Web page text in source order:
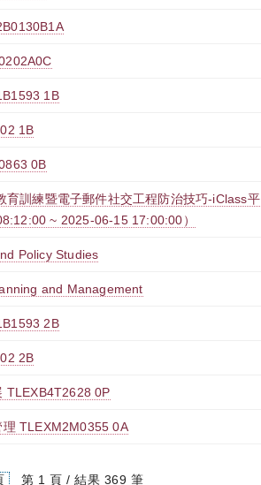
1B
1B
0B
育訓練暨電子郵件社交工程防治技巧-iClass平
~ 2025-06-15 17:00:00）
Policy Studies
and Management
2B
2B
TLEXB4T2628 0P
理 TLEXM2M0355 0A
第 1 頁 / 結果 369 筆